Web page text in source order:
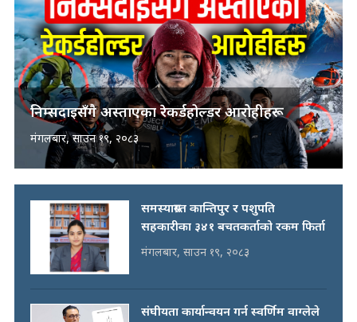
निम्सदाइसँगै अस्ताएका रेकर्डहोल्डर आरोहीहरू
मंगलबार, साउन १९, २०८३
समस्याग्रस्त कान्तिपुर र पशुपति
सहकारीका ३४१ बचतकर्ताको रकम फिर्ता
मंगलबार, साउन १९, २०८३
संघीयता कार्यान्वयन गर्न स्वर्णिम वाग्लेले